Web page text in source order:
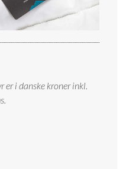
er i danske kroner inkl.